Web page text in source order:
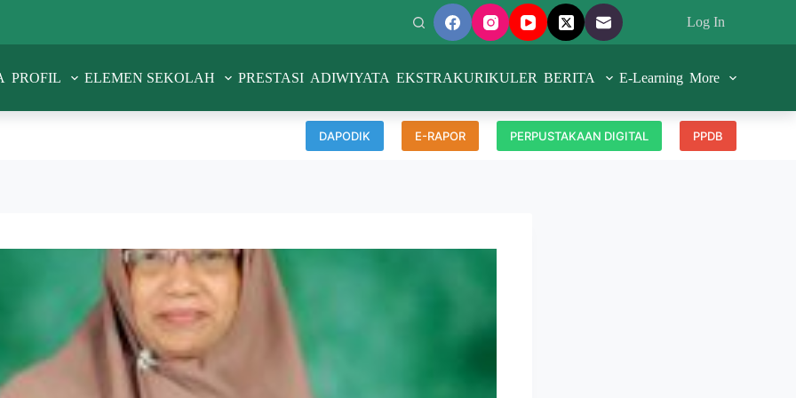
Log In
PROFIL ELEMEN SEKOLAH PRESTASI ADIWIYATA EKSTRAKURIKULER BERITA E-Learning More
DAPODIK E-RAPOR PERPUSTAKAAN DIGITAL PPDB